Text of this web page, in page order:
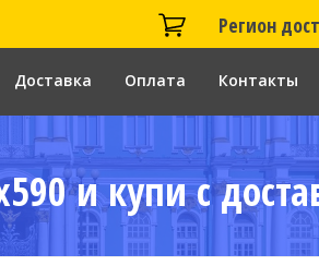
Регион
Доставка Оплата Контакты
и купи с